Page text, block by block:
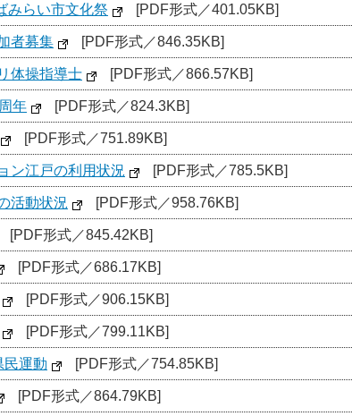
みらい市文化祭 [PDF形式／401.05KB]
者募集 [PDF形式／846.35KB]
体操指導士 [PDF形式／866.57KB]
年 [PDF形式／824.3KB]
[PDF形式／751.89KB]
ン江戸の利用状況 [PDF形式／785.5KB]
活動状況 [PDF形式／958.76KB]
[PDF形式／845.42KB]
[PDF形式／686.17KB]
[PDF形式／906.15KB]
[PDF形式／799.11KB]
民運動 [PDF形式／754.85KB]
[PDF形式／864.79KB]